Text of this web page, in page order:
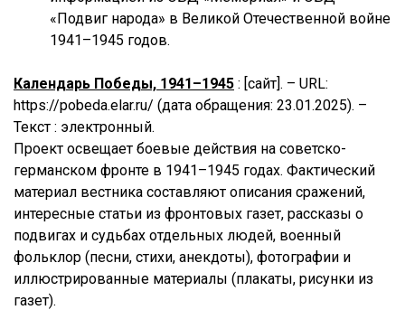
«Подвиг народа» в Великой Отечественной войне
1941–1945 годов.
Календарь Победы, 1941–1945 : [сайт]. – URL:
https://pobeda.elar.ru/ (дата обращения: 23.01.2025). –
Текст : электронный.
Проект освещает боевые действия на советско-
германском фронте в 1941–1945 годах. Фактический
материал вестника составляют описания сражений,
интересные статьи из фронтовых газет, рассказы о
подвигах и судьбах отдельных людей, военный
фольклор (песни, стихи, анекдоты), фотографии и
иллюстрированные материалы (плакаты, рисунки из
газет).